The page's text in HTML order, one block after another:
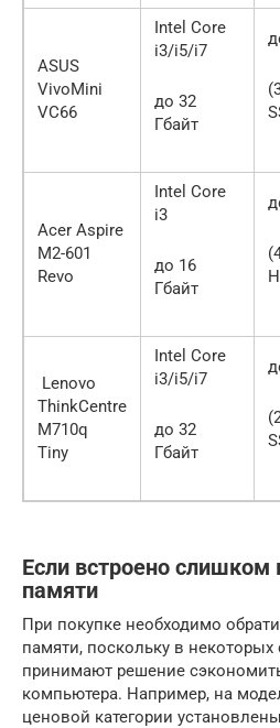
ASUS
VivoMini
VC66
Intel Core
i3/i5/i7
до 32
Гбайт
Acer Aspire
M2-601
Revo
Intel Core
i3
до 16
Гбайт
Lenovo
ThinkCentre
M710q
Tiny
Intel Core
i3/i5/i7
до 32
Гбайт
Если встроено
памяти
При покупке необходимо
памяти, поскольку в некоторых
принимают решение
компьютера. Например, на
ценовой категории